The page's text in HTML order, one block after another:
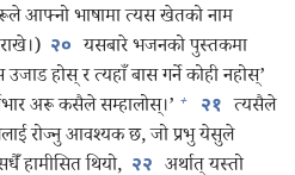
आफ्नो भाषामा त्यस खेतको नाम
२० यसबारे भजनको पुस्तकमा
होस्‌ र त्यहाँ बास गर्ने कोही नहोस्‌’
अरू कसैले सम्हालोस्‌।’ + २१ त्यसैले
रोज्नु आवश्‍यक छ, जो प्रभु येसुले
हामीसित थियो, २२ अर्थात्‌ यस्तो